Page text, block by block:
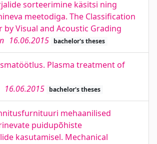
sorteerimine käsitsi ning
meetodiga. The Classification
by Visual and Acoustic Grading
16.06.2015 bachelor's theses
Plasma treatment of
16.06.2015 bachelor's theses
mehaanilised
puidupõhiste
kasutamisel. Mechanical